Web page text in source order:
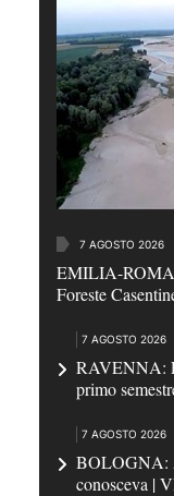
7 AGOSTO 2026
EMILIA-
Foreste
7 AGOSTO 2026
RAVENNA:
primo
7 AGOSTO 2026
BOLOGNA:
conosceva |